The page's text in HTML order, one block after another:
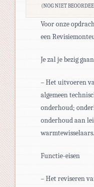
(NOG NIET
Voor onze
een
Je zal je bezig
– Het uitvoeren
algemeen
onderhoud;
onderhoud aan
warmtewisselaars.
Functie-eisen
– Het reviseren